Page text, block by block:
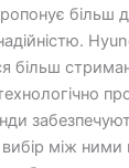
більш
більш
вибір між